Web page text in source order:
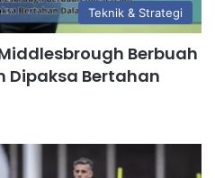
Teknik & Strategi
Berbuah
Dipaksa Bertahan